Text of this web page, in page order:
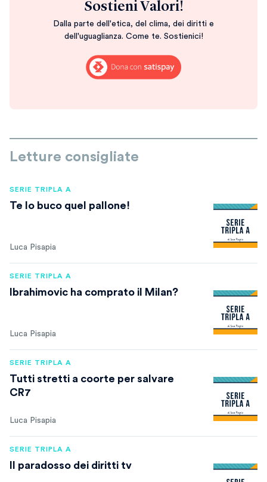
Sostieni Valori!
Dalla parte dell'etica, del clima, dei diritti e
dell'uguaglianza. Come te. Sostienici!
Letture consigliate
SERIE TRIPLA A
Te lo buco quel pallone!
Luca Pisapia
SERIE TRIPLA A
Ibrahimovic ha comprato il Milan?
Luca Pisapia
SERIE TRIPLA A
Tutti stretti a coorte per salvare
CR7
Luca Pisapia
SERIE TRIPLA A
Il paradosso dei diritti tv